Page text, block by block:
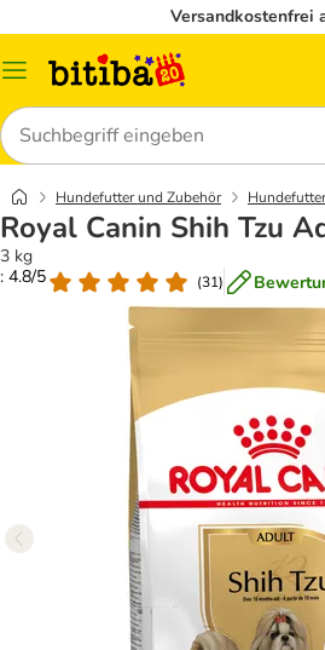
Versandkostenfrei
Menü
Suchen
Hundefutter und Zubehör
Royal Canin Shih Tzu
3 kg
: 4.8/5
(31)